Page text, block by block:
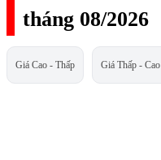
tháng 08/2026
Giá Cao - Thấp Giá Thấp - Cao